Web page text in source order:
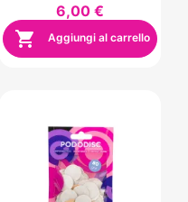
6,00 €
 Aggiungi al carrello